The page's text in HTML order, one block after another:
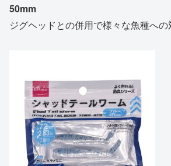
50mm
ジグヘッドとの併用で様々な魚種へ